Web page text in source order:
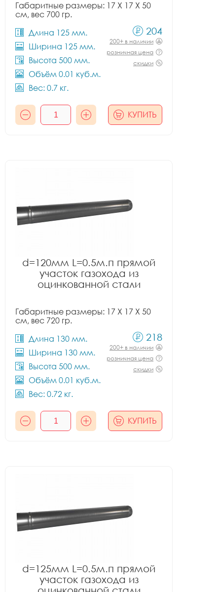
Габаритные размеры: 17 X 17 X 50
см, вес 700 гр.
Длина 125 мм.
Ширина 125 мм.
Высота 500 мм.
Объём 0.01 куб.м.
Вес: 0.7 кг.
204
200+ в наличии
розничная цена
скидки
КУПИТЬ
d=120мм L=0.5м.п прямой
участок газохода из
оцинкованной стали
Габаритные размеры: 17 X 17 X 50
см, вес 720 гр.
Длина 130 мм.
Ширина 130 мм.
Высота 500 мм.
Объём 0.01 куб.м.
Вес: 0.72 кг.
218
200+ в наличии
розничная цена
скидки
КУПИТЬ
d=125мм L=0.5м.п прямой
участок газохода из